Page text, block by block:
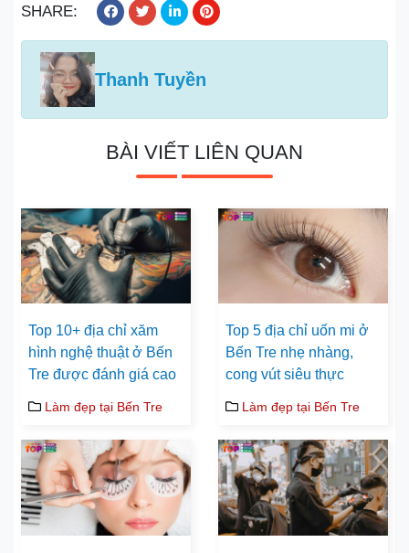
SHARE:
Thanh Tuyền
BÀI VIẾT LIÊN QUAN
Top 10+ địa chỉ xăm
hình nghệ thuật ở Bến
Tre được đánh giá cao
Làm đẹp tại Bến Tre
Top 5 địa chỉ uốn mi ở
Bến Tre nhẹ nhàng,
cong vút siêu thực
Làm đẹp tại Bến Tre